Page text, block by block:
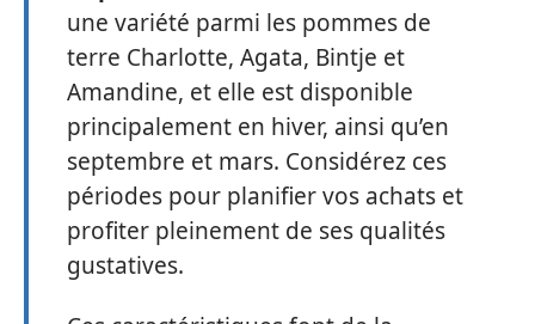
une variété parmi les pommes de
terre Charlotte, Agata, Bintje et
Amandine, et elle est disponible
principalement en hiver, ainsi qu’en
septembre et mars. Considérez ces
périodes pour planifier vos achats et
profiter pleinement de ses qualités
gustatives.